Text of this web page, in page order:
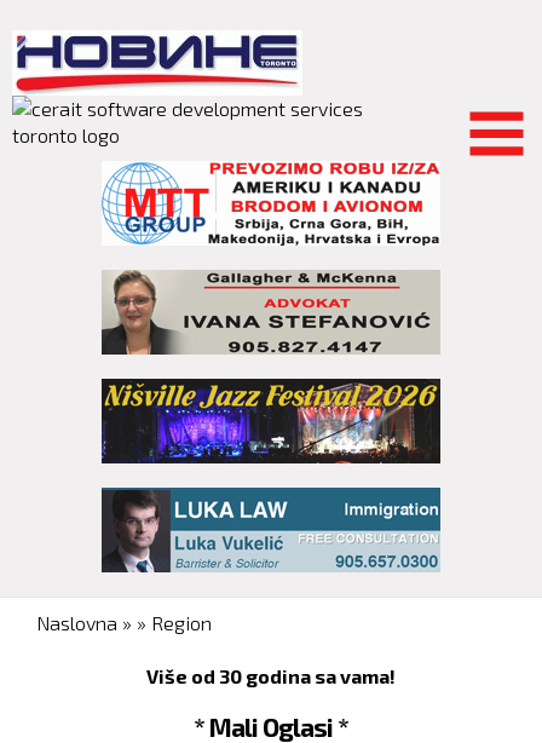
main
content
You are here
Naslovna » » Region
Više od 30 godina sa vama!
* Mali Oglasi *